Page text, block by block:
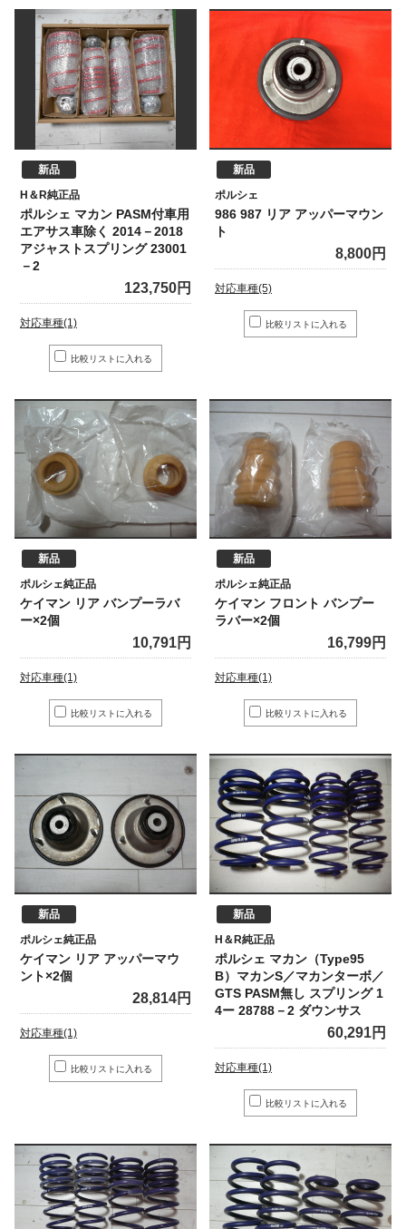
H＆R純正品
ポルシェ マカン PASM付車用
エアサス車除く 2014－2018
アジャストスプリング 23001
－2
新品
123,750円
対応車種(1)
ポルシェ
986 987 リア アッパーマウン
ト
新品
8,800円
対応車種(5)
ポルシェ純正品
ケイマン リア バンプーラバ
ー×2個
新品
10,791円
対応車種(1)
ポルシェ純正品
ケイマン フロント バンプー
ラバー×2個
新品
16,799円
対応車種(1)
ポルシェ純正品
ケイマン リア アッパーマウ
ント×2個
新品
28,814円
対応車種(1)
H＆R純正品
ポルシェ マカン（Type95
B）マカンS／マカンターボ／
GTS PASM無し スプリング 1
4ー 28788－2 ダウンサス
新品
60,291円
対応車種(1)